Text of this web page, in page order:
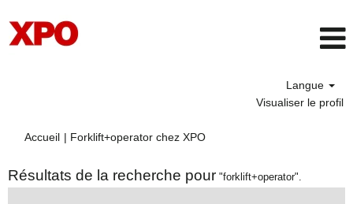
Langue
Visualiser le profil
Accueil | Forklift+operator chez XPO(page
Résultats de la recherche pour "forklift+operator".